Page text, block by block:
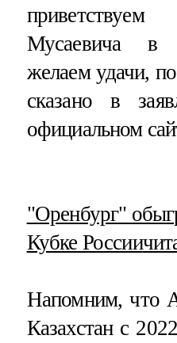
Мусаевича в
желаем удачи,
сказано в
официальном
​"Оренбург"
Кубке России
Напомним, что
Казахстан с